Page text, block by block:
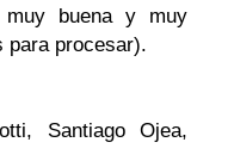
buena y muy
para procesar).
Santiago Ojea,